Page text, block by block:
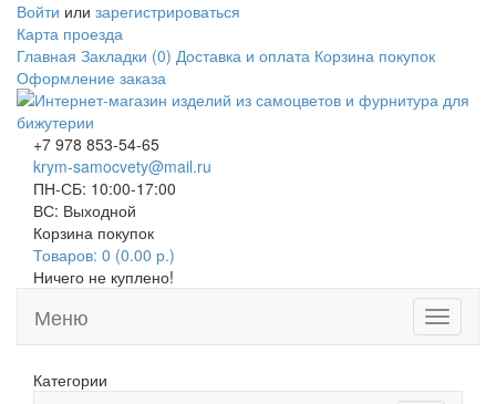
Войти или зарегистрироваться
Карта проезда
Главная Закладки (0) Доставка и оплата Корзина покупок
Оформление заказа
+7 978 853-54-65
krym-samocvety@mail.ru
ПН-СБ: 10:00-17:00
ВС: Выходной
Корзина покупок
Товаров: 0 (0.00 р.)
Ничего не куплено!
Toggle
Меню
Категории